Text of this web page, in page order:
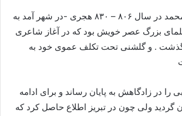
شیخ ابراهیم فرزند محمد در سال ۸۰۶ – ۸۳۰ هجری -در شهر آمد به
بزرگ عصر خویش بود که در آغاز شاعری
. و گلشنی تحت تکلف عموی خود به
را در زادگاهش به پایان رساند و برای ادامه
ولی چون در تبریز اطلاع حاصل کرد که